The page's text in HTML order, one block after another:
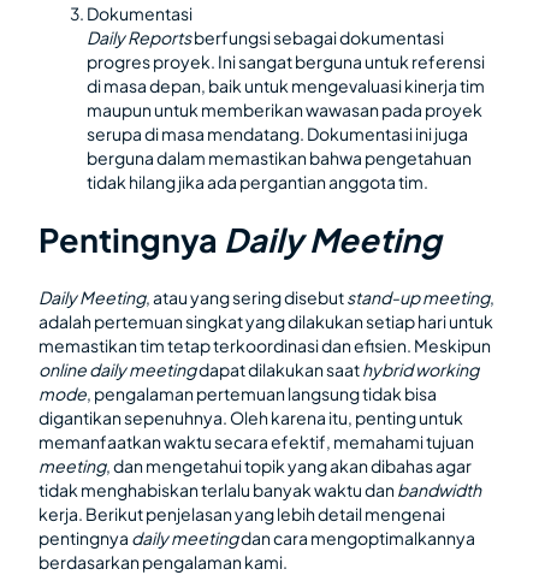
Dokumentasi
Daily Reportsberfungsi sebagai dokumentasi
progres proyek. Ini sangat berguna untuk referensi
di masa depan, baik untuk mengevaluasi kinerja tim
maupun untuk memberikan wawasan pada proyek
serupa di masa mendatang. Dokumentasi ini juga
berguna dalam memastikan bahwa pengetahuan
tidak hilang jika ada pergantian anggota tim.
Pentingnya Daily Meeting
Daily Meeting, atau yang sering disebutstand-up meeting,
adalah pertemuan singkat yang dilakukan setiap hari untuk
memastikan tim tetap terkoordinasi dan efisien. Meskipun
online daily meetingdapat dilakukan saathybrid working
mode, pengalaman pertemuan langsung tidak bisa
digantikan sepenuhnya. Oleh karena itu, penting untuk
memanfaatkan waktu secara efektif, memahami tujuan
meeting, dan mengetahui topik yang akan dibahas agar
tidak menghabiskan terlalu banyak waktu danbandwidth
kerja. Berikut penjelasan yang lebih detail mengenai
pentingnya daily meetingdan cara mengoptimalkannya
berdasarkan pengalaman kami.